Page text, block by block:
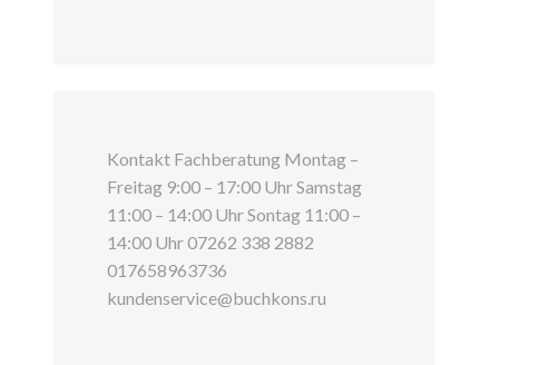
Kontakt Fachberatung Montag –
Freitag 9:00 – 17:00 Uhr Samstag
11:00 – 14:00 Uhr Sontag 11:00 –
14:00 Uhr 07262 338 2882
017658963736
kundenservice@buchkons.ru